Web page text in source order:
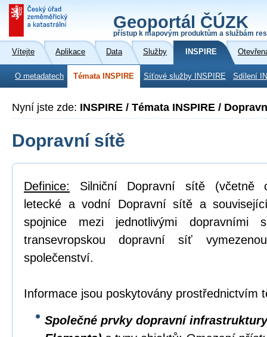
Geoportál ČÚZK
přístup k mapovým produktům a službám
Vítejte Aplikace Data Služby INSPIRE
O metadatech Témata INSPIRE Síťové služby INSPIRE Sdílení
Nyní jste zde: INSPIRE / Témata INSPIRE /
Dopravní sítě
Definice: Silniční Dopravní sítě (včetně
letecké a vodní Dopravní sítě a
spojnice mezi jednotlivými dopravními
transevropskou dopravní síť
společenství.
Informace jsou poskytovány prostřednictvím
Společné prvky dopravní